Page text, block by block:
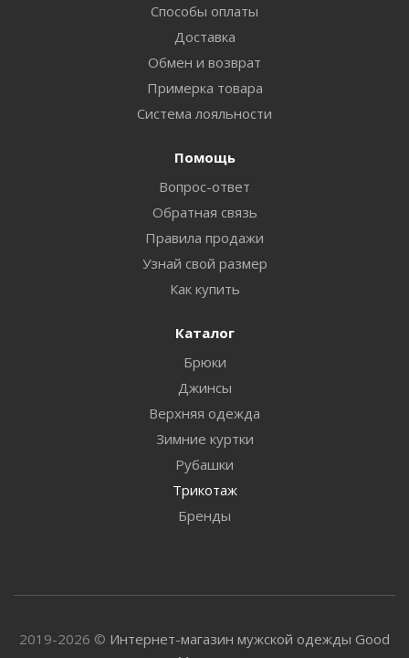
Способы оплаты
Доставка
Обмен и возврат
Примерка товара
Система лояльности
Помощь
Вопрос-ответ
Обратная связь
Правила продажи
Узнай свой размер
Как купить
Каталог
Брюки
Джинсы
Верхняя одежда
Зимние куртки
Рубашки
Трикотаж
Бренды
2019-2026 © Интернет-магазин мужской одежды Good